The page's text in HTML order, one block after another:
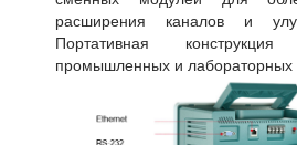
расширения каналов и
Портативная
промышленных и лабораторных